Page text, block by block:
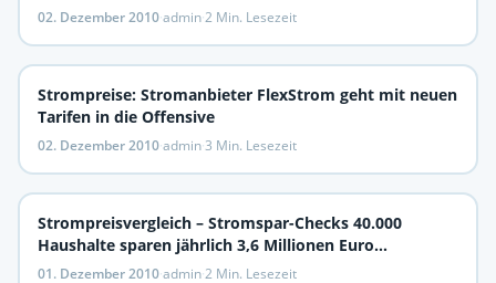
02. Dezember 2010·admin·2 Min. Lesezeit
Strompreise: Stromanbieter FlexStrom geht mit neuen
Tarifen in die Offensive
02. Dezember 2010·admin·3 Min. Lesezeit
Strompreisvergleich – Stromspar-Checks 40.000
Haushalte sparen jährlich 3,6 Millionen Euro
Stromkosten
01. Dezember 2010·admin·2 Min. Lesezeit